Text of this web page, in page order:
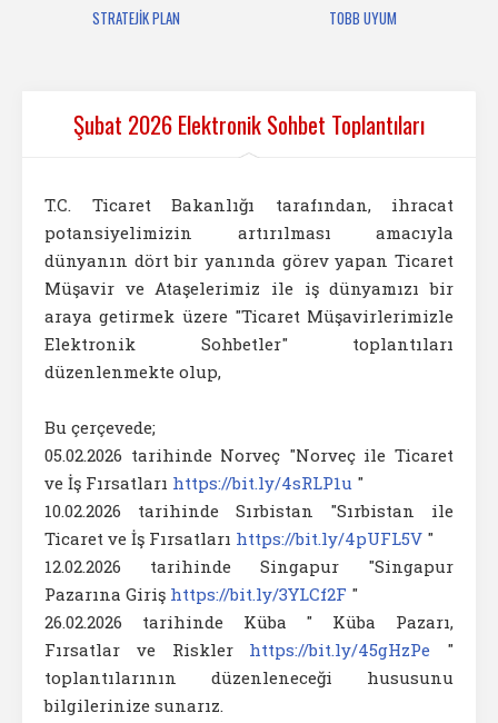
STRATEJİK PLAN TOBB UYUM
Şubat 2026 Elektronik Sohbet Toplantıları
T.C. Ticaret Bakanlığı tarafından, ihracat
potansiyelimizin artırılması amacıyla
dünyanın dört bir yanında görev yapan Ticaret
Müşavir ve Ataşelerimiz ile iş dünyamızı bir
araya getirmek üzere "Ticaret Müşavirlerimizle
Elektronik Sohbetler" toplantıları
düzenlenmekte olup,
Bu çerçevede;
05.02.2026 tarihinde Norveç "Norveç ile Ticaret
ve İş Fırsatları https://bit.ly/4sRLP1u "
10.02.2026 tarihinde Sırbistan "Sırbistan ile
Ticaret ve İş Fırsatları https://bit.ly/4pUFL5V "
12.02.2026 tarihinde Singapur "Singapur
Pazarına Giriş https://bit.ly/3YLCf2F "
26.02.2026 tarihinde Küba " Küba Pazarı,
Fırsatlar ve Riskler https://bit.ly/45gHzPe "
toplantılarının düzenleneceği hususunu
bilgilerinize sunarız.